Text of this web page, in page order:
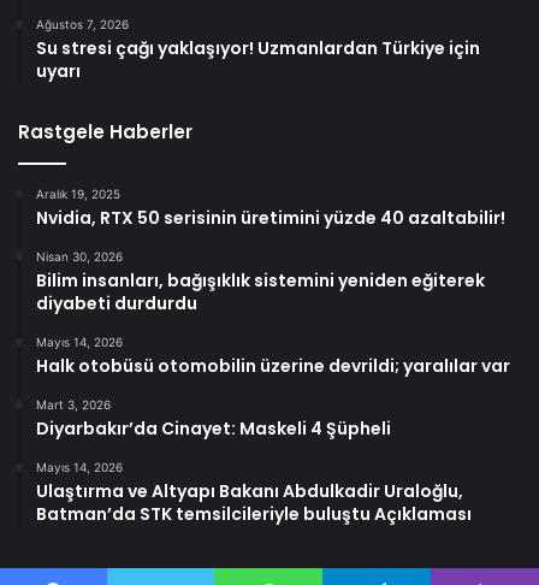
Ağustos 7, 2026
Su stresi çağı yaklaşıyor! Uzmanlardan Türkiye için
uyarı
Rastgele Haberler
Aralık 19, 2025
Nvidia, RTX 50 serisinin üretimini yüzde 40 azaltabilir!
Nisan 30, 2026
Bilim insanları, bağışıklık sistemini yeniden eğiterek
diyabeti durdurdu
Mayıs 14, 2026
Halk otobüsü otomobilin üzerine devrildi; yaralılar var
Mart 3, 2026
Diyarbakır’da Cinayet: Maskeli 4 Şüpheli
Mayıs 14, 2026
Ulaştırma ve Altyapı Bakanı Abdulkadir Uraloğlu,
Batman’da STK temsilcileriyle buluştu Açıklaması